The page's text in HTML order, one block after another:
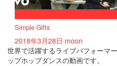
Simple Gifts
2018年3月28日 moon
世界で活躍するライブパフォーマ
ップホップダンスの動画です。